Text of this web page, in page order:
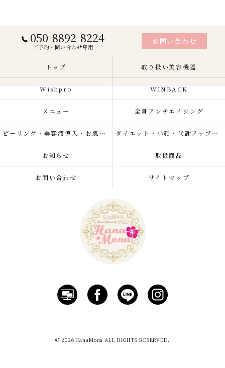
050-8892-8224
ご予約・問い合わせ専用
お問い合わせ
トップ 取り扱い美容機器
Wishpro WINBACK
メニュー 全身アンチエイジング
ピーリング・美容液導入・お肌の悩み改善 ダイエット・小顔・代謝アップ・肌質改善・リラクゼーション
お知らせ 取扱商品
お問い合わせ サイトマップ
© 2026 HanaMona ALL RIGHTS RESERVED.